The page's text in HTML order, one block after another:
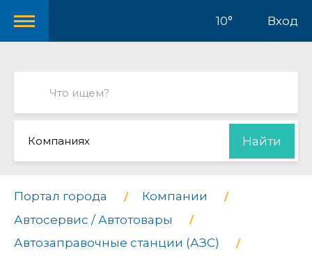
10° Вход
Компаниях Найти
Портал города
Компании
Автосервис / Автотовары
Автозаправочные станции (АЗС)